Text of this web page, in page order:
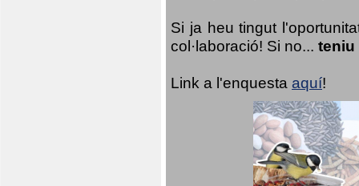
Si ja heu tingut
col·laboració! Si no... teniu
Link a l'enquesta aquí!